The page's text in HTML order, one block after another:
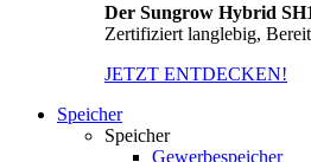
Der Sungrow Hybrid
Zertifiziert langlebig,
JETZT ENTDECKEN!
Speicher
Speicher
Gewerbespeicher